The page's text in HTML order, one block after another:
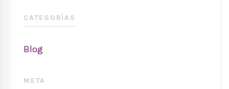
CATEGORÍAS
Blog
META